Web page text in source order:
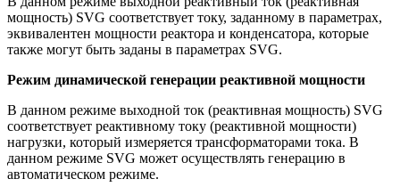
мощность) SVG соответствует току, заданному в параметрах,
эквивалентен мощности реактора и конденсатора, которые
также могут быть заданы в параметрах SVG.
Режим динамической генерации реактивной мощности
В данном режиме выходной ток (реактивная мощность) SVG
соответствует реактивному току (реактивной мощности)
нагрузки, который измеряется трансформаторами тока. В
данном режиме SVG может осуществлять генерацию в
автоматическом режиме.